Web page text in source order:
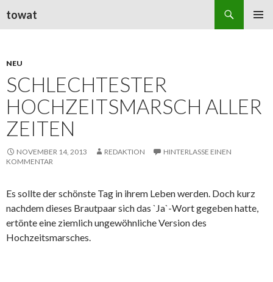
towat
NEU
SCHLECHTESTER
HOCHZEITSMARSCH ALLER
ZEITEN
NOVEMBER 14, 2013 REDAKTION
HINTERLASSE EINEN
KOMMENTAR
Es sollte der schönste Tag in ihrem Leben werden. Doch kurz
nachdem dieses Brautpaar sich das `Ja`-Wort gegeben hatte,
ertönte eine ziemlich ungewöhnliche Version des
Hochzeitsmarsches.